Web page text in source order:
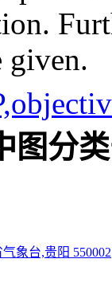
given.
图分
象台,贵阳 550002